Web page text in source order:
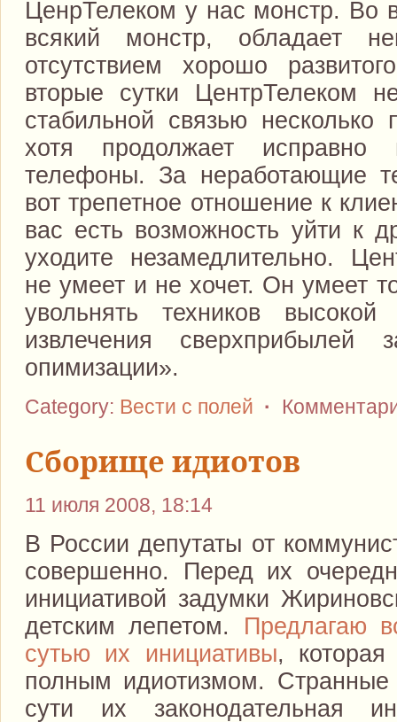
ЦенрТелеком у нас монстр. Во
всякий монстр, обладает
отсутствием хорошо
вторые сутки ЦентрТелеком
стабильной связью несколько
хотя продолжает исправно
телефоны. За неработающие
вот трепетное отношение к
вас есть возможность уйти к
уходите незамедлительно.
не умеет и не хочет. Он умеет
увольнять техников
извлечения сверхприбылей
опимизации».
Category: Вести с полей ·
Сборище идиотов
11 июля 2008, 18:14
В России депутаты от
совершенно. Перед их
инициативой задумки
детским лепетом. Предлагаю
сутью их инициативы,
полным идиотизмом.
сути их законодательная